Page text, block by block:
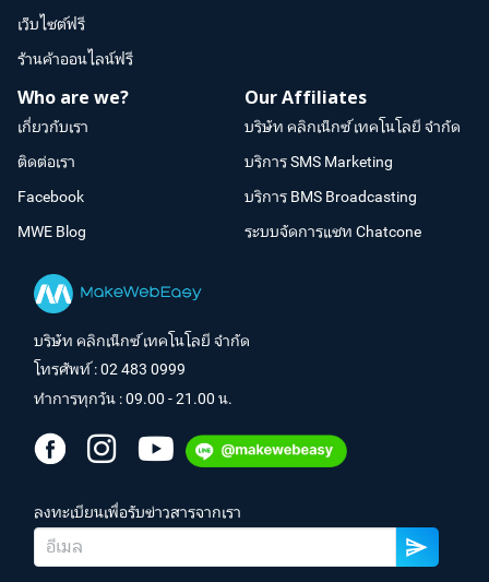
เว็บไซต์ฟรี
ร้านค้าออนไลน์ฟรี
Who are we?
เกี่ยวกับเรา
ติดต่อเรา
Facebook
MWE Blog
Our Affiliates
บริษัท คลิกเน็กซ์ เทคโนโลยี จำกัด
บริการ SMS Marketing
บริการ BMS Broadcasting
ระบบจัดการแชท Chatcone
บริษัท คลิกเน็กซ์ เทคโนโลยี จำกัด
โทรศัพท์ :02 483 0999
ทำการทุกวัน : 09.00 - 21.00 น.
ลงทะเบียนเพื่อรับข่าวสารจากเรา